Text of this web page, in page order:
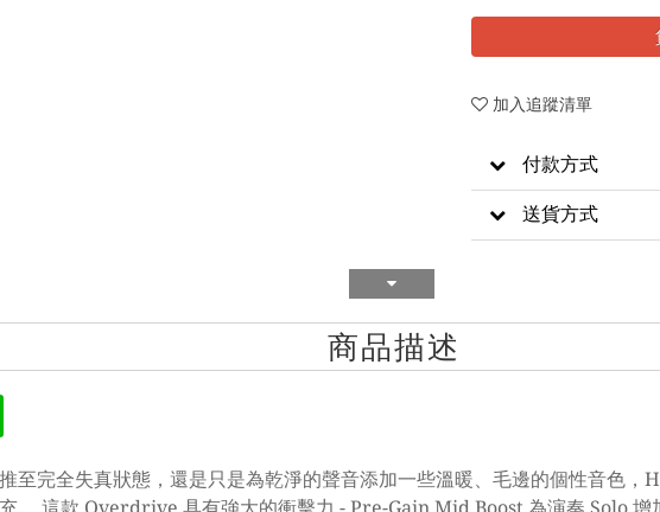
加入追蹤清單
付款方式
送貨方式
商品描述
至完全失真狀態，還是只是為乾淨的聲音添加一些溫暖、毛邊的個性音色